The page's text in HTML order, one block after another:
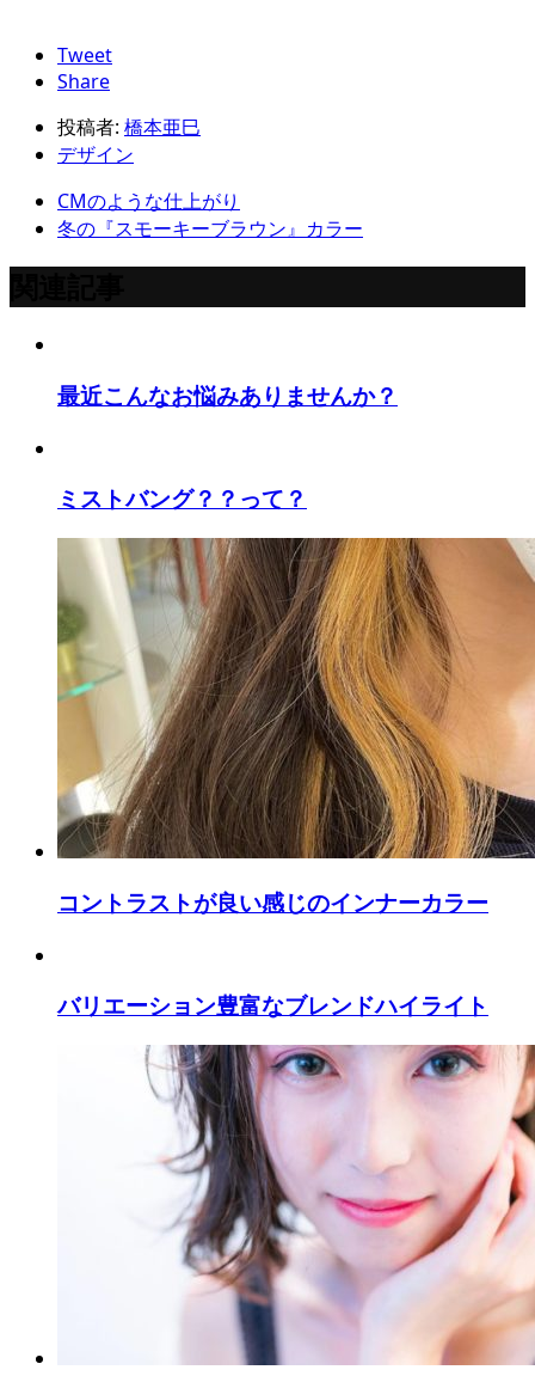
Tweet
Share
投稿者: 橋本亜巳
デザイン
CMのような仕上がり
冬の『スモーキーブラウン』カラー
最近こんなお悩みありませんか？
ミストバング？？って？
コントラストが良い感じのインナーカラー
バリエーション豊富なブレンドハイライト